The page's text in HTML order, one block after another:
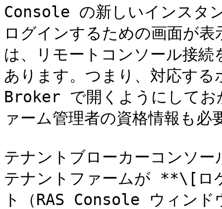
Console の新しいインスタ
ログインするための画面が
は、リモートコンソール接
あります。つまり、対応す
Broker で開くようにしてお
ァーム管理者の資格情報も必
テナントブローカーコンソ
テナントファームが **\[ロ
ト（RAS Console ウィンド